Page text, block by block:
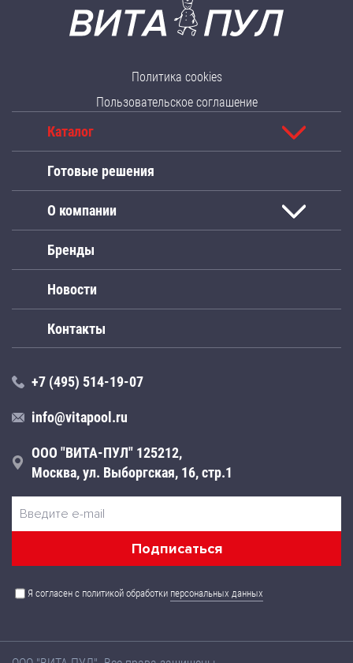
Политика cookies
Пользовательское соглашение
Каталог
Готовые решения
О компании
Бренды
Новости
Контакты
+7 (495) 514-19-07
info@vitapool.ru
ООО "ВИТА-ПУЛ" 125212,
Москва, ул. Выборгская, 16, стр.1
Я согласен с политикой обработки персональных данных